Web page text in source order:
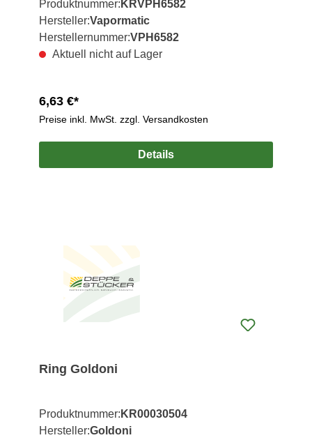
Produktnummer: KRVPH6582
Hersteller:Vapormatic
Herstellernummer:VPH6582
Aktuell nicht auf Lager
6,63 €*
Preise inkl. MwSt. zzgl. Versandkosten
Details
Ring Goldoni
Produktnummer: KR00030504
Hersteller:Goldoni